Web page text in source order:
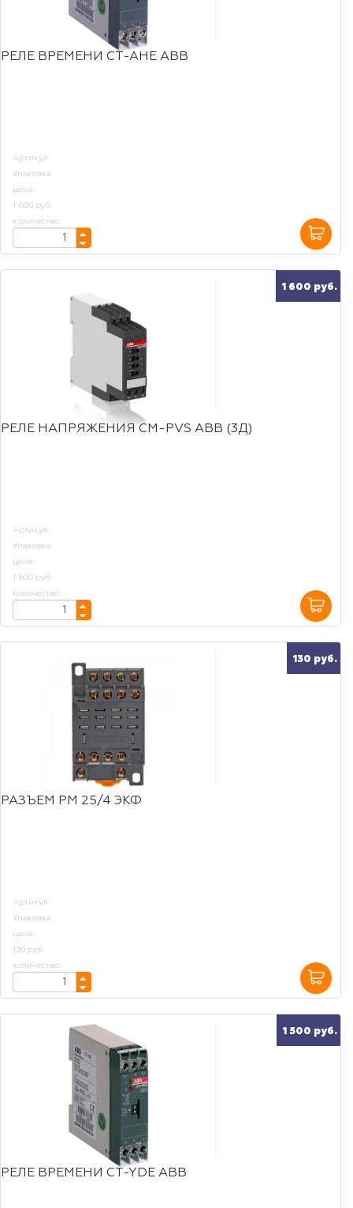
РЕЛЕ ВРЕМЕНИ CT-AHE ABB
Артикул
Упаковка
цена:
1 600 руб.
количество:
1 600 руб.
РЕЛЕ НАПРЯЖЕНИЯ CM-PVS ABB (3Д)
Артикул
Упаковка
цена:
1 600 руб.
количество:
130 руб.
РАЗЪЕМ РМ 25/4 ЭКФ
Артикул
Упаковка
цена:
130 руб.
количество:
1 500 руб.
РЕЛЕ ВРЕМЕНИ CT-YDE АBB